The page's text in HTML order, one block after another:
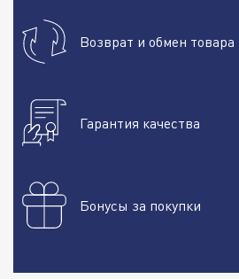
Возврат и обмен товара
Гарантия качества
Бонусы за покупки